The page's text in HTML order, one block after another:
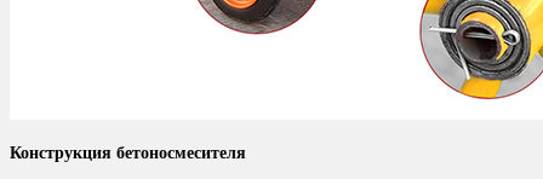
Конструкция бетоносмесителя